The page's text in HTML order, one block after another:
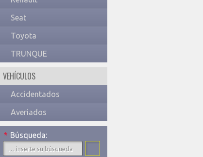
Seat
Toyota
TRUNQUE
VEHÍCULOS
Accidentados
Averiados
Búsqueda:
*